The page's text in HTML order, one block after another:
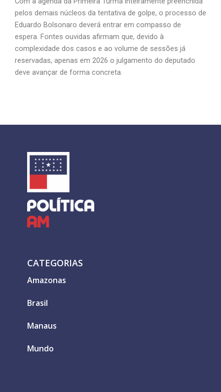
pelos demais núcleos da tentativa de golpe, o processo de
Eduardo Bolsonaro deverá entrar em compasso de
espera. Fontes ouvidas afirmam que, devido à
complexidade dos casos e ao volume de sessões já
reservadas, apenas em 2026 o julgamento do deputado
deve avançar de forma concreta.
CATEGORIAS
Amazonas
Brasil
Manaus
Mundo